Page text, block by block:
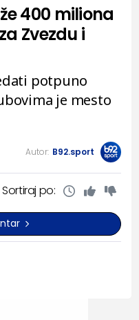
400 miliona
Zvezdu i
potpuno
je mesto
Autor: B92.sport
Sortiraj po: